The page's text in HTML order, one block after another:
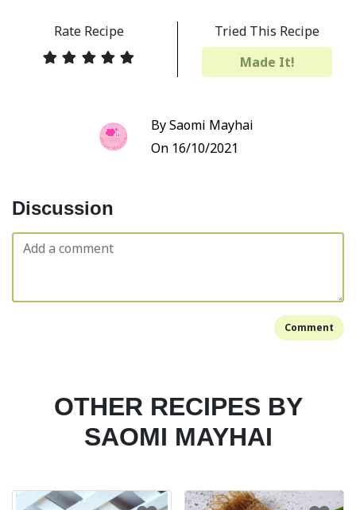
Rate Recipe
Tried This Recipe
Made It!
By Saomi Mayhai
On 16/10/2021
Discussion
Comment
OTHER RECIPES BY
SAOMI MAYHAI